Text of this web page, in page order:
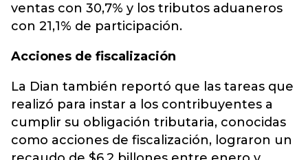
ventas con 30,7% y los tributos aduaneros
con 21,1% de participación.
Acciones de fiscalización
La Dian también reportó que las tareas que
realizó para instar a los contribuyentes a
cumplir su obligación tributaria, conocidas
como acciones de fiscalización, lograron un